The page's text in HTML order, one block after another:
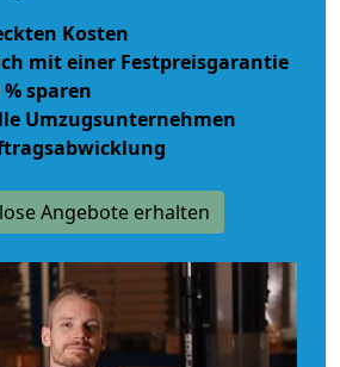
Kosten
mit einer Festpreisgarantie
sparen
Umzugsunternehmen
Angebote erhalten